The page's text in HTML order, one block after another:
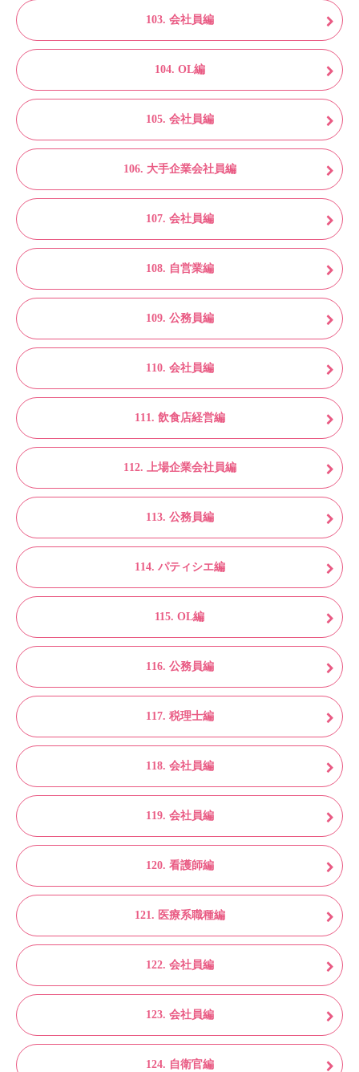
103. 会社員編
104. OL編
105. 会社員編
106. 大手企業会社員編
107. 会社員編
108. 自営業編
109. 公務員編
110. 会社員編
111. 飲食店経営編
112. 上場企業会社員編
113. 公務員編
114. パティシエ編
115. OL編
116. 公務員編
117. 税理士編
118. 会社員編
119. 会社員編
120. 看護師編
121. 医療系職種編
122. 会社員編
123. 会社員編
124. 自衛官編